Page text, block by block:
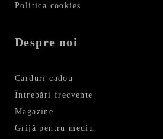
Politica cookies
Despre noi
Carduri cadou
Întrebări frecvente
Magazine
Grijă pentru mediu